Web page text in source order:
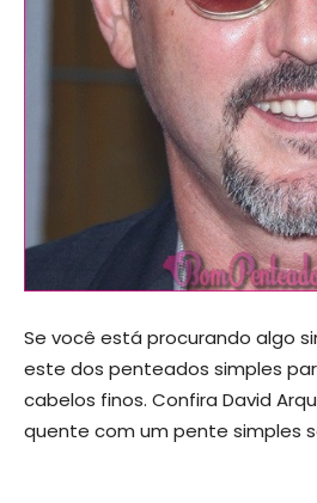
Se você está procurando algo
este dos penteados simples
cabelos finos. Confira David
quente com um pente simples